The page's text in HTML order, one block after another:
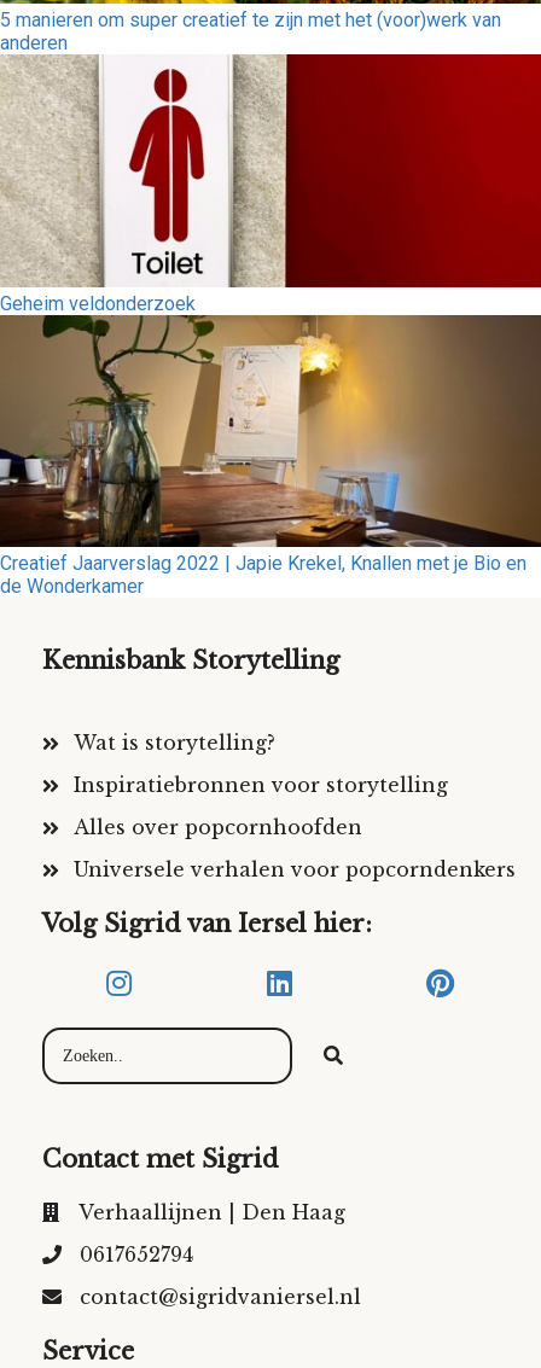
5 manieren om super creatief te zijn met het (voor)werk van
anderen
Geheim veldonderzoek
Creatief Jaarverslag 2022 | Japie Krekel, Knallen met je Bio en
de Wonderkamer
Kennisbank Storytelling
Wat is storytelling?
Inspiratiebronnen voor storytelling
Alles over popcornhoofden
Universele verhalen voor popcorndenkers
Volg Sigrid van Iersel hier:
Contact met Sigrid
Verhaallijnen | Den Haag
0617652794
contact@sigridvaniersel.nl
Service